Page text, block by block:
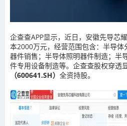
企查查APP显示，近日，安徽先导芯
本2000万元，经营范围包含：半导
器件销售；半导体照明器件制造；半
件专用设备制造等。企查查股权穿透
（600641.SH） 全资持股。